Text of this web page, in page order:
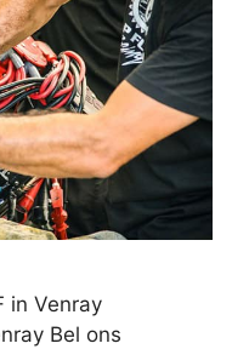
in Venray
Bel ons